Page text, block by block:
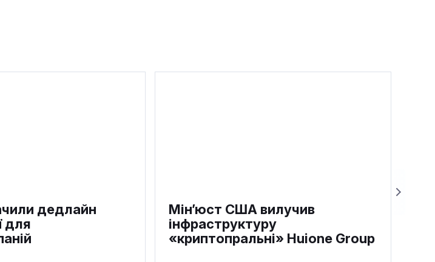
дедлайн
для
Мін’юст США вилучив
інфраструктуру
«криптопральні» Huione Group